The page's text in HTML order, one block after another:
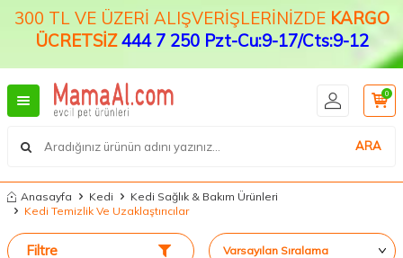
300 TL VE ÜZERİ ALIŞVERİŞLERİNİZDE KARGO
ÜCRETSİZ444 7 250 Pzt-Cu:9-17/Cts:9-12
ARA
0
Anasayfa Kedi
Kedi Sağlık & Bakım Ürünleri
Kedi Temizlik Ve Uzaklaştırıcılar
Filtre